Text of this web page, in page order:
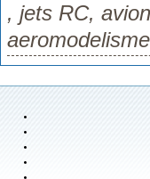
, jets RC,